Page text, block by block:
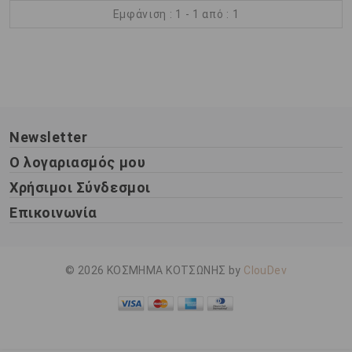
Εμφάνιση : 1 - 1 από : 1
Newsletter
Ο λογαριασμός μου
Χρήσιμοι Σύνδεσμοι
Επικοινωνία
© 2026 ΚΟΣΜΗΜΑ ΚΟΤΣΩΝΗΣ by ClouDev